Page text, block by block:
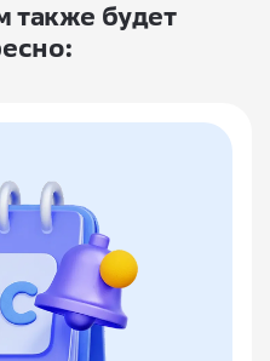
также будет